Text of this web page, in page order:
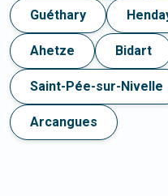
Guéthary
Ahetze Bidart
Saint-Pée-sur-Nivelle
Arcangues